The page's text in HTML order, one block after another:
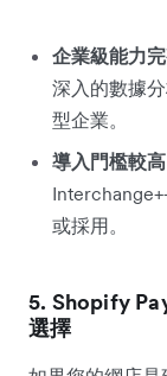
企業級能力完
深入的數據
型企業。
導入門檻較高
或採用。
5. Shopify
選擇